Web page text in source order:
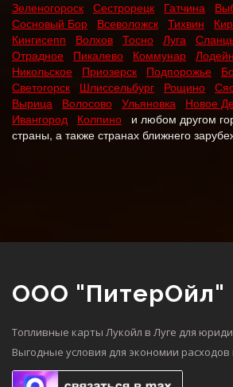
Зеленогороск Сестрорецк Гатчина
Сосновый Бор
Всеволожск Тихвин
Кингисепп
Волхов Тосно Луга
Отрадное
Пикалево Коммунар
Никольское
Приозерск Подпорожье
Светогорск
Шлиссельбург Рощино
Вырица
Волосово Ульяновка Новое
Ивангород
Колпино и любом другом
страны, а также странах ближнего
ООО "ПитерОйл"
Топливные карты Лукойл в Луге для
Выгодные условия для экономии расходов